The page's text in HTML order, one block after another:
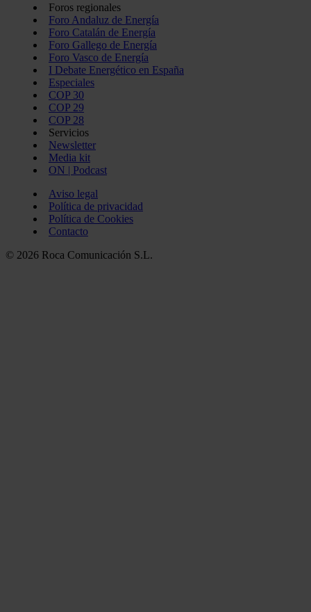
Foros regionales
Foro Andaluz de Energía
Foro Catalán de Energía
Foro Gallego de Energía
Foro Vasco de Energía
I Debate Energético en España
Especiales
COP 30
COP 29
COP 28
Servicios
Newsletter
Media kit
ON | Podcast
Aviso legal
Política de privacidad
Política de Cookies
Contacto
© 2026 Roca Comunicación S.L.